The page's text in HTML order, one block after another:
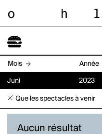
o h l
Mois Année
Juni 2023
Que les spectacles à venir
Aucun résultat